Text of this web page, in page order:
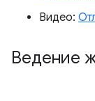
Видео:
Ведение